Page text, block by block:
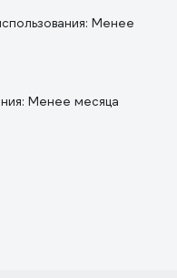
Менее
Менее месяца